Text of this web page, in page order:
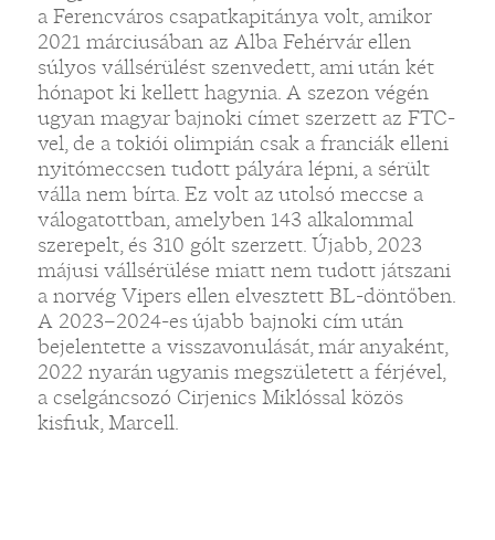
a Ferencváros csapatkapitánya volt, amikor
2021 márciusában az Alba Fehérvár ellen
súlyos vállsérülést szenvedett, ami után két
hónapot ki kellett hagynia. A szezon végén
ugyan magyar bajnoki címet szerzett az FTC-
vel, de a tokiói olimpián csak a franciák elleni
nyitómeccsen tudott pályára lépni, a sérült
válla nem bírta. Ez volt az utolsó meccse a
válogatottban, amelyben 143 alkalommal
szerepelt, és 310 gólt szerzett. Újabb, 2023
májusi vállsérülése miatt nem tudott játszani
a norvég Vipers ellen elvesztett BL-döntőben.
A 2023–2024-es újabb bajnoki cím után
bejelentette a visszavonulását, már anyaként,
2022 nyarán ugyanis megszületett a férjével,
a cselgáncsozó Cirjenics Miklóssal közös
kisfiuk, Marcell.